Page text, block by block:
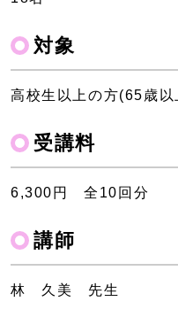
対象
高校生以上の方(65歳
受講料
6,300円 全10回分
講師
林 久美 先生